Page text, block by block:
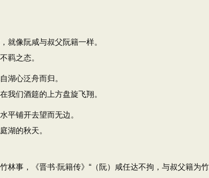
就像阮咸与叔父阮籍一样。
羁之态。
湖心泛舟而归。
我们酒筵的上方盘旋飞翔。
平铺开去望而无边。
湖的秋天。
林事，《晋书·阮籍传》“（阮）咸任达不拘，与叔父籍为